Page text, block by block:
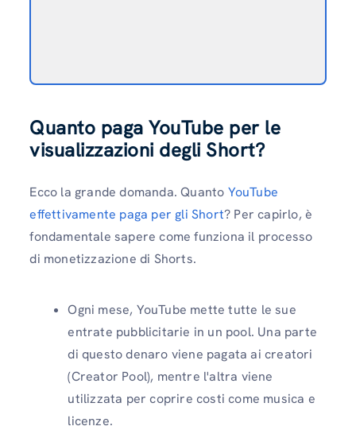
Quanto paga YouTube per le
visualizzazioni degli Short?
Ecco la grande domanda. Quanto YouTube
effettivamente paga per gli Short? Per capirlo, è
fondamentale sapere come funziona il processo
di monetizzazione di Shorts.
Ogni mese, YouTube mette tutte le sue
entrate pubblicitarie in un pool. Una parte
di questo denaro viene pagata ai creatori
(Creator Pool), mentre l'altra viene
utilizzata per coprire costi come musica e
licenze.